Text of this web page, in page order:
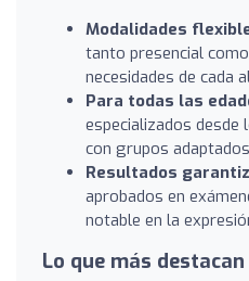
Modalidades
tanto presencial
necesidades de cada
Para todas las
especializados
con grupos
Resultados
aprobados en
notable en la
Lo que más